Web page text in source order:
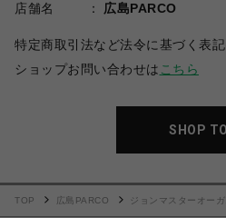
店舗名
広島PARCO
特定商取引法など法令に基づく表
ショップお問い合わせは こちら
SHOP
TOP 広島PARCO ジョンマスターオー